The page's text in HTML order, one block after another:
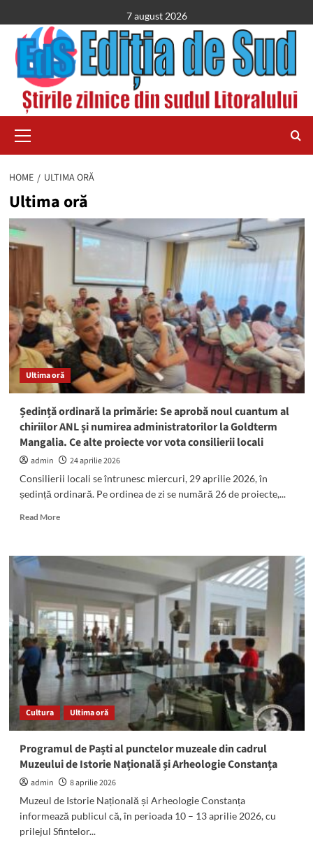
to
content
7 august 2026
Menu
HOME ULTIMA ORĂ
Ultima oră
Ultima oră
Ședință ordinară la primărie: Se aprobă noul cuantum al
chiriilor ANL și numirea administratorilor la Goldterm
Mangalia. Ce alte proiecte vor vota consilierii locali
admin
24 aprilie 2026
Consilierii locali se întrunesc miercuri, 29 aprilie 2026, în
ședință ordinară. Pe ordinea de zi se numără 26 de proiecte,...
Read MoreRead
Ședință
la
Se
aprobă
noul
cuantum
al
chiriilor
ANL
și
numirea
administratorilor
Goldterm
Mangalia.
Ce
proiecte
vor
vota
Cultura Ultima oră
Programul de Paști al punctelor muzeale din cadrul
Muzeului de Istorie Națională și Arheologie Constanța
admin
8 aprilie 2026
Muzeul de Istorie Națională și Arheologie Constanța
informează publicul că, în perioada 10 – 13 aprilie 2026, cu
prilejul Sfintelor...